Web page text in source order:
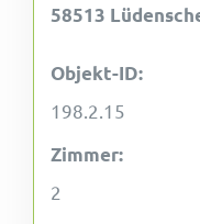
58513
Objekt-ID:
198.2.15
Zimmer:
2